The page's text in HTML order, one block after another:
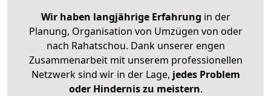
Wir haben langjährige Erfahrung in der
Planung, Organisation von Umzügen von oder
nach Rahatschou. Dank unserer engen
Zusammenarbeit mit unserem professionellen
Netzwerk sind wir in der Lage, jedes Problem
oder Hindernis zu meistern.